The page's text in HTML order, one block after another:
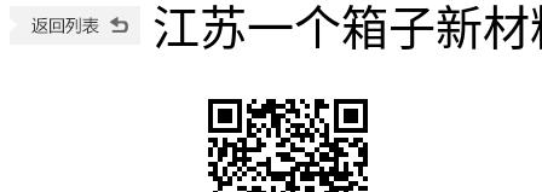
江苏一个箱子新